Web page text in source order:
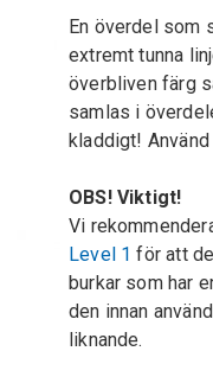
En överdel som
extremt tunna
överbliven färg
samlas i
kladdigt! Använd
OBS! Viktigt!
Vi
Level 1 för att
burkar som har
den innan
liknande.